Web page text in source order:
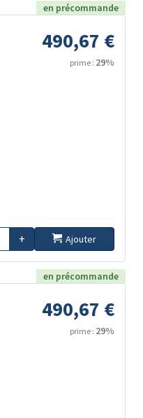
en précommande
490,67 €
prime : 29%
+ Ajouter
en précommande
490,67 €
prime : 29%